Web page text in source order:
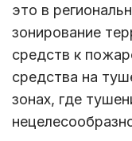
это в
зонирование
средств к
средства на
зонах, где